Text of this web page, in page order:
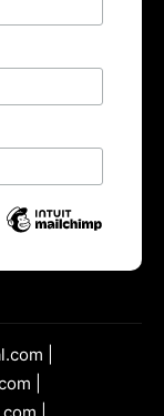
|
|
|